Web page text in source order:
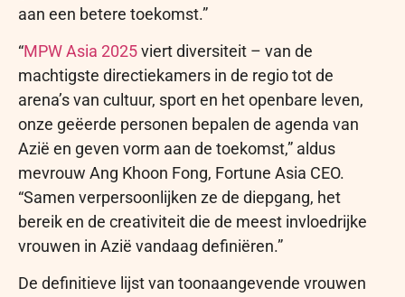
aan een betere toekomst.”
“MPW Asia 2025viert diversiteit – van de
machtigste directiekamers in de regio tot de
arena’s van cultuur, sport en het openbare leven,
onze geëerde personen bepalen de agenda van
Azië en geven vorm aan de toekomst,” aldus
mevrouw Ang Khoon Fong, Fortune Asia CEO.
“Samen verpersoonlijken ze de diepgang, het
bereik en de creativiteit die de meest invloedrijke
vrouwen in Azië vandaag definiëren.”
De definitieve lijst van toonaangevende vrouwen